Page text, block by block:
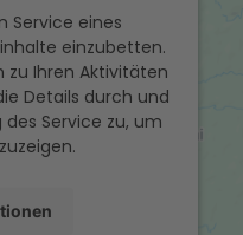
Service eines
einzubetten.
zu Ihren Aktivitäten
Details durch und
Service zu, um